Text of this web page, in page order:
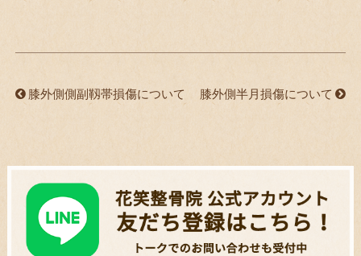
膝外側側副靱帯損傷について 膝外側半月損傷について